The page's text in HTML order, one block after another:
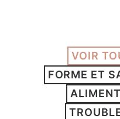
VOIR
FORME ET